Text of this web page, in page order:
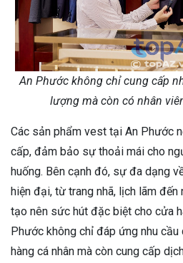
An Phước không chỉ cung cấp
lượng mà còn có nhân
Các sản phẩm vest tại An Phước
cấp, đảm bảo sự thoải mái cho
huống. Bên cạnh đó, sự đa dạng
hiện đại, từ trang nhã, lịch lãm
tạo nên sức hút đặc biệt cho cửa
Phước không chỉ đáp ứng nhu
hàng cá nhân mà còn cung cấp